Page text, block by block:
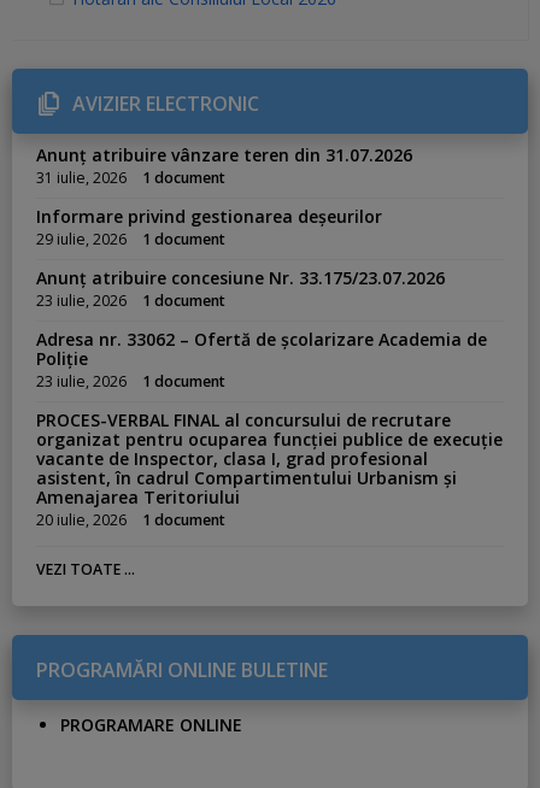
r
i
e
s
AVIZIER ELECTRONIC
Anunț atribuire vânzare teren din 31.07.2026
31 iulie, 2026 1 document
Informare privind gestionarea deșeurilor
29 iulie, 2026 1 document
Anunț atribuire concesiune Nr. 33.175/23.07.2026
23 iulie, 2026 1 document
Adresa nr. 33062 – Ofertă de școlarizare Academia de
Poliție
23 iulie, 2026 1 document
PROCES-VERBAL FINAL al concursului de recrutare
organizat pentru ocuparea funcției publice de execuție
vacante de Inspector, clasa I, grad profesional
asistent, în cadrul Compartimentului Urbanism și
Amenajarea Teritoriului
20 iulie, 2026 1 document
VEZI TOATE ...
PROGRAMĂRI ONLINE BULETINE
PROGRAMARE ONLINE